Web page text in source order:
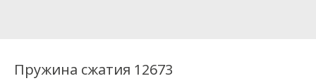
Пружина сжатия 12673